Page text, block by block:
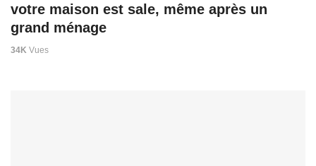
votre maison est sale, même après un
grand ménage
34K Vues